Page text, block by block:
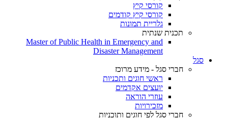
קורסי קיץ
קורסי קיץ קודמים
גלריית תמונות
תכנית שנתית
Master of Public Health in Emergency and
Disaster Management
סגל
חברי סגל - מידע מרוכז
ראשי חוגים ותכניות
יועצים אקדמים
עוזרי הוראה
מזכירויות
חברי סגל לפי חוגים ותוכניות